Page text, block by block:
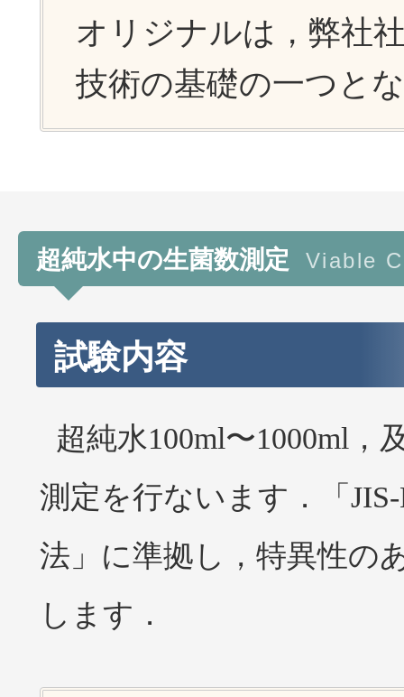
オリジナルは，弊社
技術の基礎の一つと
超純水中の生菌数測定 Viable
試験内容
超純水100ml〜1000ml
測定を行ないます．
「
法」 に準拠し，特異性の
します．